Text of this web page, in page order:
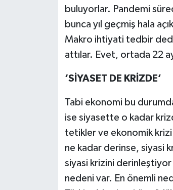
buluyorlar. Pandemi
bunca yıl geçmiş hala
Makro ihtiyati tedbir
attılar. Evet, ortada 22
‘SİYASET DE KRİZDE’
Tabi ekonomi bu
ise siyasette o kadar
tetikler ve ekonomik krizi
ne kadar derinse, siyasi
siyasi krizini derinleştiyor
nedeni var. En önemli